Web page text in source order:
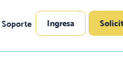
Soporte Ingresa